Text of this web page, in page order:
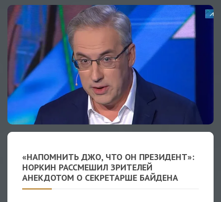
«НАПОМНИТЬ ДЖО, ЧТО ОН ПРЕЗИДЕНТ»:
НОРКИН РАССМЕШИЛ ЗРИТЕЛЕЙ
АНЕКДОТОМ О СЕКРЕТАРШЕ БАЙДЕНА